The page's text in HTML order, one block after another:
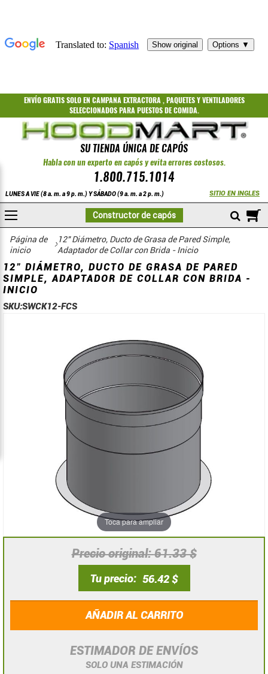
ENVÍO GRATISSOLO EN CAMPANA EXTRACTORA ,PAQUETESYVENTILADORES
SELECCIONADOS PARA PUESTOS DE COMIDA.
SU TIENDA ÚNICA DE CAPÓS
Habla con un experto en capós y evita errores costosos.
1.800.715.1014
LUNES A VIE (8 a. m. a 9 p. m.) Y SÁBADO (9 a. m. a 2 p. m.) SITIO EN INGLES
Constructor de capós
Página de
inicio
COMPRAR
12" Diámetro, Ducto de Grasa de Pared Simple,
Adaptador de Collar con Brida - Inicio
12" DIÁMETRO, DUCTO DE GRASA DE PARED
SIMPLE, ADAPTADOR DE COLLAR CON BRIDA -
INICIO
SKU:SWCK12-FCS
Precio original 61.33 $
Tu precio 56.42 $
AÑADIR AL CARRITO
ESTIMADOR DE ENVÍOS
SOLO UNA ESTIMACIÓN
Toca para ampliar